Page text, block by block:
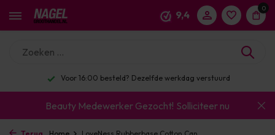
9,4
0
Voor 16:00 besteld? Dezelfde werkdag verstuurd
Beauty Medewerker Gezocht! Solliciteer nu